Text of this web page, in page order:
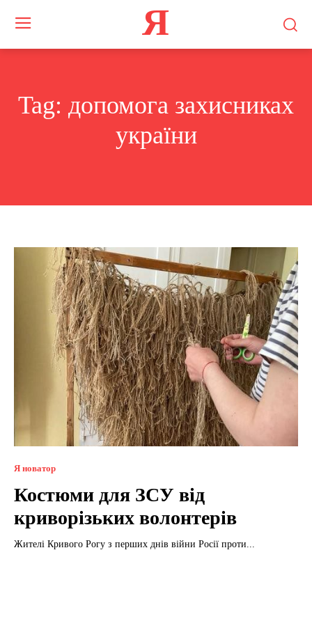
Я
Tag: допомога захисниках
україни
Я новатор
Костюми для ЗСУ від
криворізьких волонтерів
Жителі Кривого Рогу з перших днів війни Росії проти...